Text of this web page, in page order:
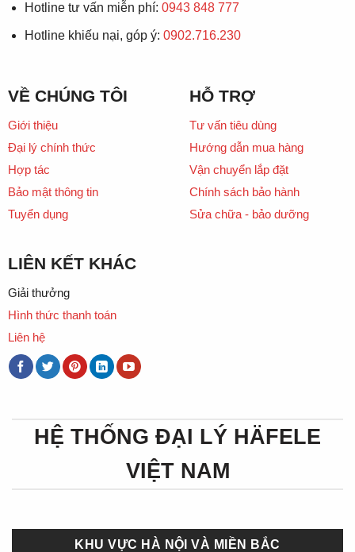
Hotline tư vấn miễn phí: 0943 848 777
Hotline khiếu nại, góp ý: 0902.716.230
VỀ CHÚNG TÔI
Giới thiệu
Đại lý chính thức
Hợp tác
Bảo mật thông tin
Tuyển dụng
HỖ TRỢ
Tư vấn tiêu dùng
Hướng dẫn mua hàng
Vận chuyển lắp đặt
Chính sách bảo hành
Sửa chữa - bảo dưỡng
LIÊN KẾT KHÁC
Giải thưởng
Hình thức thanh toán
Liên hệ
HỆ THỐNG ĐẠI LÝ HÄFELE
VIỆT NAM
KHU VỰC HÀ NỘI VÀ MIỀN BẮC